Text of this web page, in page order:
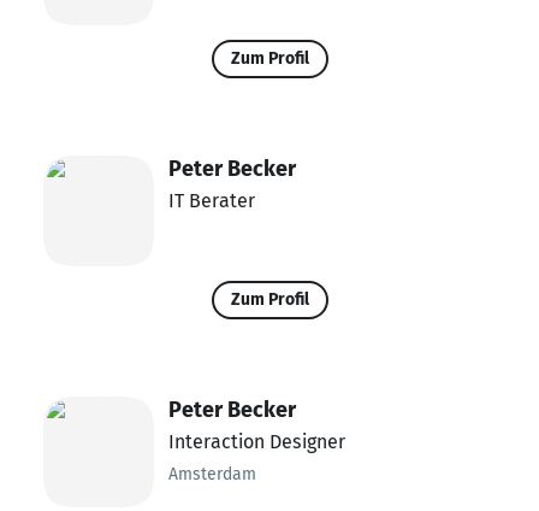
Zum Profil
Peter Becker
IT Berater
Zum Profil
Peter Becker
Interaction Designer
Amsterdam